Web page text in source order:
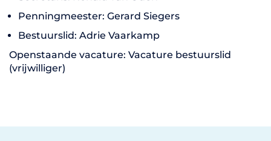
Penningmeester: Gerard Siegers
Bestuurslid: Adrie Vaarkamp
Openstaande vacature: Vacature bestuurslid
(vrijwilliger)